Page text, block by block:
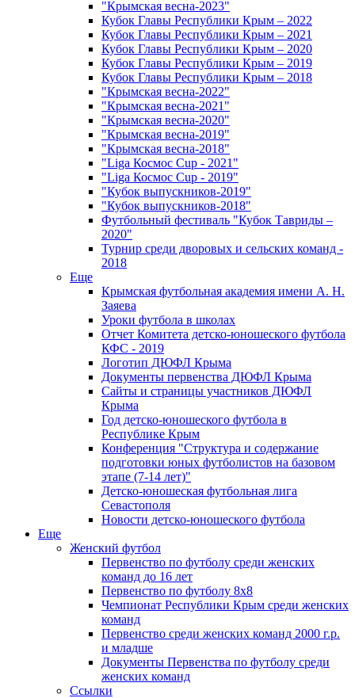
"Крымская весна-2023"
Кубок Главы Республики Крым – 2022
Кубок Главы Республики Крым – 2021
Кубок Главы Республики Крым – 2020
Кубок Главы Республики Крым – 2019
Кубок Главы Республики Крым – 2018
"Крымская весна-2022"
"Крымская весна-2021"
"Крымская весна-2020"
"Крымская весна-2019"
"Крымская весна-2018"
"Liga Космос Cup - 2021"
"Liga Космос Cup - 2019"
"Кубок выпускников-2019"
"Кубок выпускников-2018"
Футбольный фестиваль "Кубок Тавриды –
2020"
Турнир среди дворовых и сельских команд -
2018
Еще
Крымская футбольная академия имени А. Н.
Заяева
Уроки футбола в школах
Отчет Комитета детско-юношеского футбола
КФС - 2019
Логотип ДЮФЛ Крыма
Документы первенства ДЮФЛ Крыма
Сайты и страницы участников ДЮФЛ
Крыма
Год детско-юношеского футбола в
Республике Крым
Конференция "Структура и содержание
подготовки юных футболистов на базовом
этапе (7-14 лет)"
Детско-юношеская футбольная лига
Севастополя
Новости детско-юношеского футбола
Еще
Женский футбол
Первенство по футболу среди женских
команд до 16 лет
Первенство по футболу 8х8
Чемпионат Республики Крым среди женских
команд
Первенство среди женских команд 2000 г.р.
и младше
Документы Первенства по футболу среди
женских команд
Ссылки